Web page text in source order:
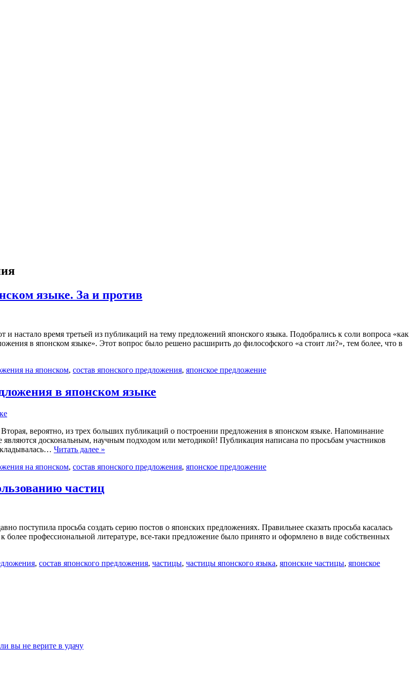
языке. За и против
настало время третьей из публикаций на тему предложений японского языка. Подобрались к соли вопроса «как
в японском языке». Этот вопрос было решено расширить до философского «а стоит ли?», тем более, что в
на японском, состав японского предложения, японское предложение
в японском языке
вероятно, из трех больших публикаций о построении предложения в японском языке. Напоминание
доскональным, научным подходом или методикой! Публикация написана по просьбам участников
Читать далее »
на японском, состав японского предложения, японское предложение
частиц
поступила просьба создать серию постов о японских предложениях. Правильнее сказать просьба касалась
профессиональной литературе, все-таки предложение было принято и оформлено в виде собственных
, состав японского предложения, частицы, частицы японского языка, японские частицы, японское
вы не верите в удачу